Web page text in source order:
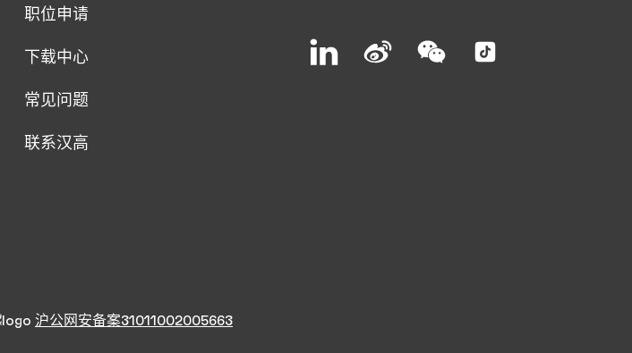
职位申请
下载中心
常见问题
联系汉高
Join
on
Join
us
on
Join
us
Join
on
沪公网安备案31011002005663